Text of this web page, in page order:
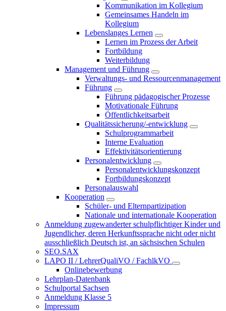
Kommunikation im Kollegium
Gemeinsames Handeln im
Kollegium
Lebenslanges Lernen
Lernen im Prozess der Arbeit
Fortbildung
Weiterbildung
Management und Führung
Verwaltungs- und Ressourcenmanagement
Führung
Führung pädagogischer Prozesse
Motivationale Führung
Öffentlichkeitsarbeit
Qualitätssicherung/-entwicklung
Schulprogrammarbeit
Interne Evaluation
Effektivitätsorientierung
Personalentwicklung
Personalentwicklungskonzept
Fortbildungskonzept
Personalauswahl
Kooperation
Schüler- und Elternpartizipation
Nationale und internationale Kooperation
Anmeldung zugewanderter schulpflichtiger Kinder und
Jugendlicher, deren Herkunftssprache nicht oder nicht
ausschließlich Deutsch ist, an sächsischen Schulen
SEO.SAX
LAPO II / LehrerQualiVO / FachlkVO
Onlinebewerbung
Lehrplan-Datenbank
Schulportal Sachsen
Anmeldung Klasse 5
Impressum